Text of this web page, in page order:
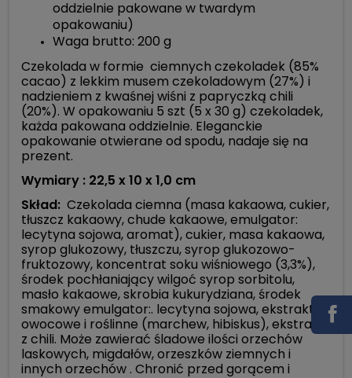
oddzielnie pakowane w twardym
opakowaniu)
Waga brutto: 200 g
Czekolada w formie ciemnych czekoladek (85%
cacao) z lekkim musem czekoladowym (27%) i
nadzieniem z kwaśnej wiśni z papryczką chili
(20%). W opakowaniu 5 szt (5 x 30 g) czekoladek,
każda pakowana oddzielnie. Eleganckie
opakowanie otwierane od spodu, nadaje się na
prezent.
Wymiary : 22,5 x 10 x 1,0 cm
Skład: Czekolada ciemna (masa kakaowa, cukier,
tłuszcz kakaowy, chude kakaowe, emulgator:
lecytyna sojowa, aromat), cukier, masa kakaowa,
syrop glukozowy, tłuszczu, syrop glukozowo-
fruktozowy, koncentrat soku wiśniowego (3,3%),
środek pochłaniający wilgoć syrop sorbitolu,
masło kakaowe, skrobia kukurydziana, środek
smakowy emulgator:. lecytyna sojowa, ekstrakty
owocowe i roślinne (marchew, hibiskus), ekstrakt
z chili. Może zawierać śladowe ilości orzechów
laskowych, migdałów, orzeszków ziemnych i
innych orzechów . Chronić przed gorącem i